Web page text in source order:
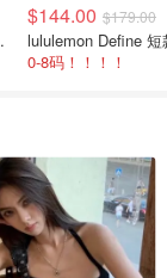
外套
$144.00 $179.00
0-8码！！！！